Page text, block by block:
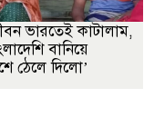
ভারতেই কাটালাম,
বানিয়ে
ঠেলে দিলো’